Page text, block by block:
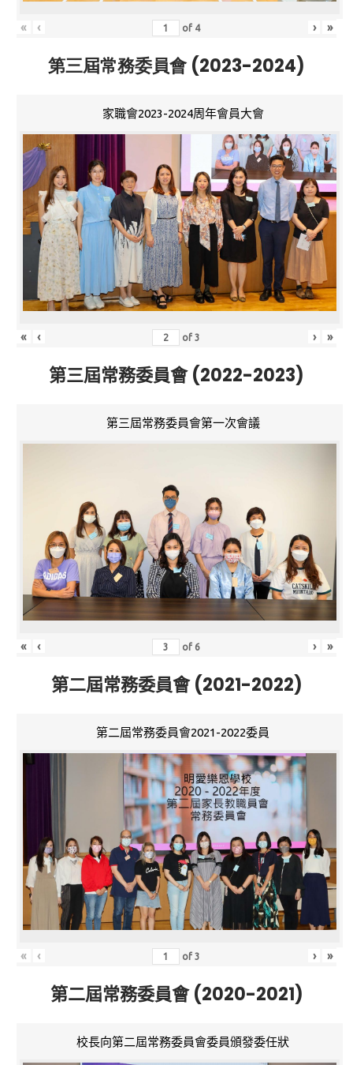
« ‹ of 4 › »
第三屆常務委員會 (2023-2024)
家職會2023-2024周年會員大會
« ‹ of3 › »
第三屆常務委員會 (2022-2023)
第三屆常務委員會第一次會議
« ‹ of 6 › »
第二屆常務委員會 (2021-2022)
第二屆常務委員會2021-2022委員
« ‹ of3 › »
第二屆常務委員會 (2020-2021)
校長向第二屆常務委員會委員頒發委任狀